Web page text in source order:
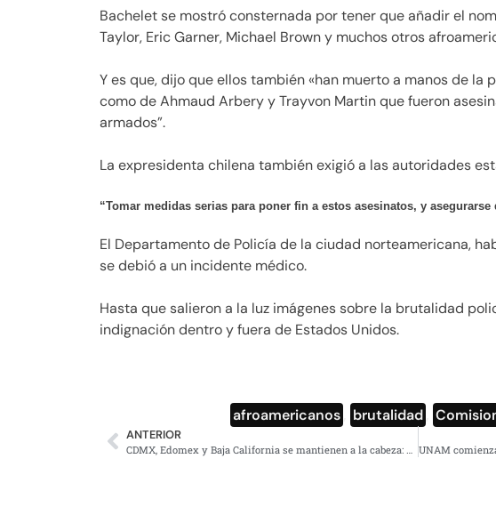
Bachelet se mostró consternada por tener que añadir el
Taylor, Eric Garner, Michael Brown y muchos otros
Y es que, dijo que ellos también «han muerto a manos de la
como de Ahmaud Arbery y Trayvon Martin que fueron
armados”.
La expresidenta chilena también exigió a las autoridades
“Tomar medidas serias para poner fin a estos asesinatos, y
El Departamento de Policía de la ciudad norteamericana,
se debió a un incidente médico.
Hasta que salieron a la luz imágenes sobre la brutalidad
indignación dentro y fuera de Estados Unidos.
afroamericanos brutalidad
ANTERIOR